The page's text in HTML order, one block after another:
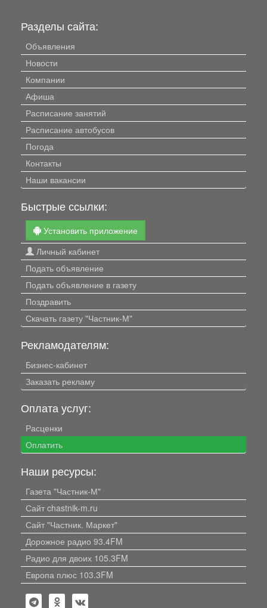
Разделы сайта:
Объявления
Новости
Компании
Афиша
Расписание занятий
Расписание автобусов
Погода
Контакты
Наши вакансии
Быстрые ссылки:
Установить приложение
Личный кабинет
Подать объявление
Подать объявление в газету
Поздравить
Скачать газету "Частник-М"
Рекламодателям:
Бизнес-кабинет
Заказать рекламу
Оплата услуг:
Расценки
Оплатить
Наши ресурсы:
Газета "Частник-М"
Сайт chastnik-m.ru
Сайт "Частник. Маркет"
Дорожное радио 93.4FM
Радио для двоих 105.3FM
Европа плюс 103.3FM